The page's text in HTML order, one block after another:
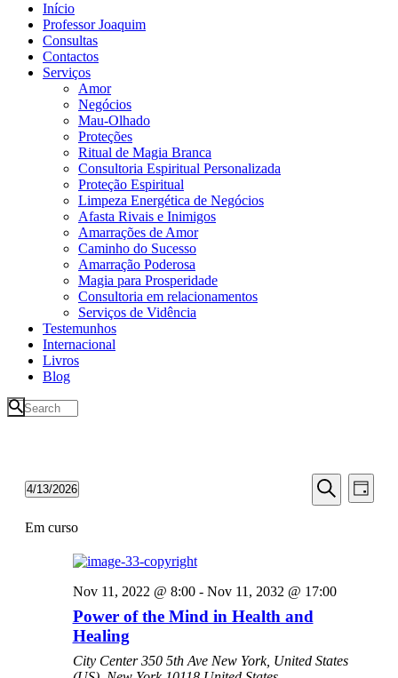
Início
Professor Joaquim
Consultas
Contactos
Serviços
Amor
Negócios
Mau-Olhado
Proteções
Ritual de Magia Branca
Consultoria Espiritual Personalizada
Proteção Espiritual
Limpeza Energética de Negócios
Afasta Rivais e Inimigos
Amarrações de Amor
Caminho do Sucesso
Amarração Poderosa
Magia para Prosperidade
Consultoria em relacionamentos
Serviços de Vidência
Testemunhos
Internacional
Livros
Blog
E
v
o
s
S
Pesquisar
E
v
Dia
4/13/2026
data
Em curso
Nov 11, 2022 @ 8:00- Nov 11, 2032 @ 17:00
Power of the Mind in Health and
Healing
City Center350 5th Ave New York, United States